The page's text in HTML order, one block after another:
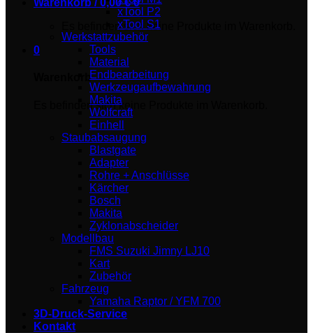
Warenkorb /0,00€ 0
Es befinden sich keine Produkte im Warenkorb.
0
Warenkorb
Es befinden sich keine Produkte im Warenkorb.
xTool P2
xTool S1
Werkstattzubehör
Tools
Material
Endbearbeitung
Werkzeugaufbewahrung
Makita
Wolfcraft
Einhell
Staubabsaugung
Blastgate
Adapter
Rohre + Anschlüsse
Kärcher
Bosch
Makita
Zyklonabscheider
Modellbau
FMS Suzuki Jimny LJ10
Kart
Zubehör
Fahrzeug
Yamaha Raptor / YFM 700
3D-Druck-Service
Kontakt